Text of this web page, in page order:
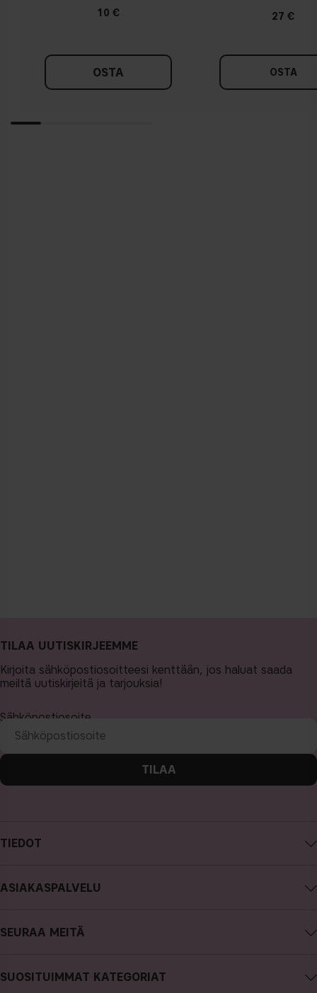
10 €
OSTA
27 €
OSTA
TIEDOT
Työpaikat
ASIAKASPALVELU
Peru ostos
SEURAA MEITÄ
Facebook
SUOSITUIMMAT KATEGORIAT
TILAA UUTISKIRJEEMME
Kirjoita sähköpostiosoitteesi kenttään, jos haluat saada
meiltä uutiskirjeitä ja tarjouksia!
Sähköpostiosoite
TILAA